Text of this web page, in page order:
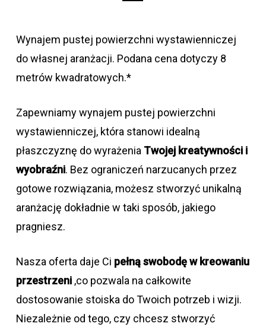
Wynajem pustej powierzchni wystawienniczej
do własnej aranżacji. Podana cena dotyczy 8
metrów kwadratowych.*
Zapewniamy wynajem pustej powierzchni
wystawienniczej, która stanowi idealną
płaszczyznę do wyrażenia Twojej kreatywności i
wyobraźni. Bez ograniczeń narzucanych przez
gotowe rozwiązania, możesz stworzyć unikalną
aranżację dokładnie w taki sposób, jakiego
pragniesz.
Nasza oferta daje Ci pełną swobodę w kreowaniu
przestrzeni ,co pozwala na całkowite
dostosowanie stoiska do Twoich potrzeb i wizji.
Niezależnie od tego, czy chcesz stworzyć